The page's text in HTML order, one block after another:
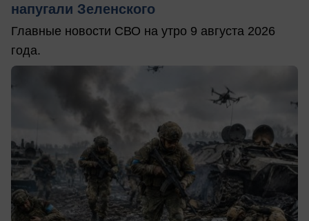
напугали Зеленского
Главные новости СВО на утро 9 августа 2026
года.